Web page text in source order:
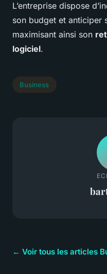
L’entreprise dispose
son budget et anticiper
maximisant ainsi son
logiciel.
Business
← Voir tous les articles